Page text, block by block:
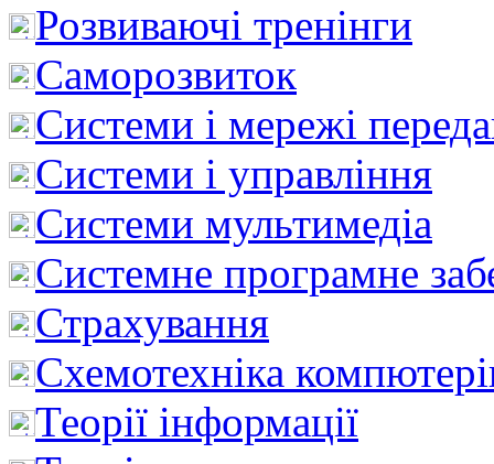
Розвиваючі тренінги
Саморозвиток
Системи і мережі
Системи і управління
Системи мультимедіа
Системне програмне
Страхування
Схемотехніка
Теорії інформації